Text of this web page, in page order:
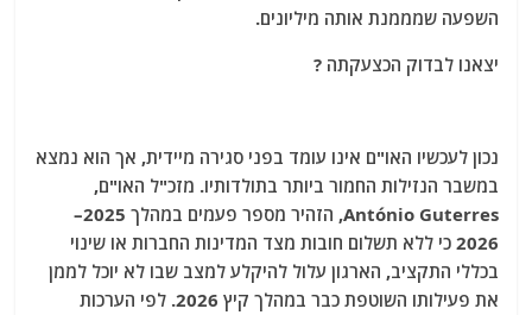
p
o
השפעה שמממנת אותה מיליונים.
יצאנו לבדוק הכצעקתה ?
נכון לעכשיו האו"ם אינו עומד בפני סגירה מיידית, אך הוא נמצא
במשבר הנזילות החמור ביותר בתולדותיו. מזכ"ל האו"ם,
António Guterres
, הזהיר מספר פעמים במהלך 2025–
2026 כי ללא תשלום חובות מצד המדינות החברות או שינוי
בכללי התקציב, הארגון עלול להיקלע למצב שבו לא יוכל לממן
את פעילותו השוטפת כבר במהלך קיץ 2026. לפי הערכות